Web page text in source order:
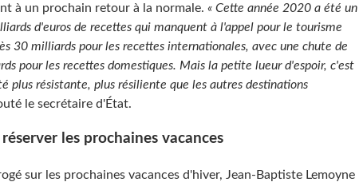
à un prochain retour à la normale. « Cette année 2020 a été un
d'euros de recettes qui manquent à l'appel pour le tourisme
30 milliards pour les recettes internationales, avec une chute de
pour les recettes domestiques. Mais la petite lueur d'espoir, c'est
plus résistante, plus résiliente que les autres destinations
le secrétaire d'État.
les prochaines vacances
sur les prochaines vacances d'hiver, Jean-Baptiste Lemoyne